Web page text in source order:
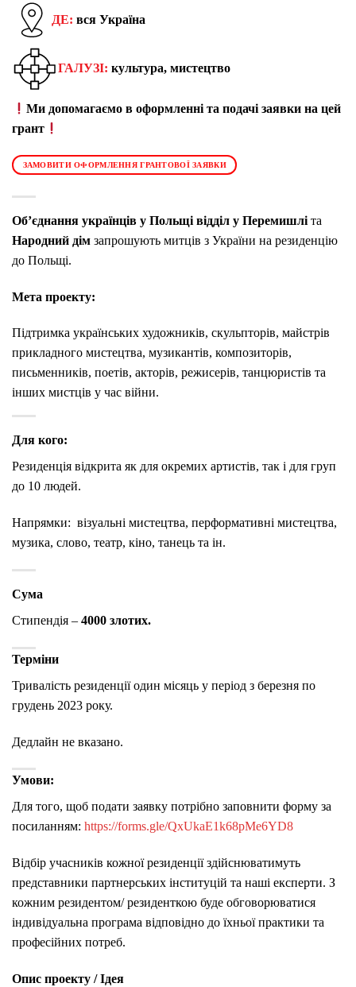
ДЕ: вся Україна
ГАЛУЗІ: культура, мистецтво
Ми допомагаємо в оформленні та подачі заявки на цей
грант
ЗАМОВИТИ ОФОРМЛЕННЯ ГРАНТОВОЇ ЗАЯВКИ
Об’єднання українців у Польщі відділ у Перемишлі та
Народний дім запрошують митців з України на резиденцію
до Польщі.
Мета проекту:
Підтримка українських художників, скульпторів, майстрів
прикладного мистецтва, музикантів, композиторів,
письменників, поетів, акторів, режисерів, танцюристів та
інших мистців у час війни.
Для кого:
Резиденція відкрита як для окремих артистів, так і для груп
до 10 людей.
Напрямки: візуальні мистецтва, перформативні мистецтва,
музика, слово, театр, кіно, танець та ін.
Сума
Стипендія – 4000 злотих.
Терміни
Тривалість резиденції один місяць у період з березня по
грудень 2023 року.
Дедлайн не вказано.
Умови:
Для того, щоб подати заявку потрібно заповнити форму за
посиланням: https://forms.gle/QxUkaE1k68pMe6YD8
Відбір учасників кожної резиденції здійснюватимуть
представники партнерських інституцій та наші експерти. З
кожним резидентом/ резиденткою буде обговорюватися
індивідуальна програма відповідно до їхньої практики та
професійних потреб.
Опис проекту / Ідея